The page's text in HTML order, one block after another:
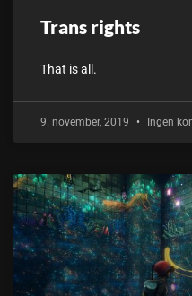
Trans rights
That is all.
9. november, 2019 Ingen